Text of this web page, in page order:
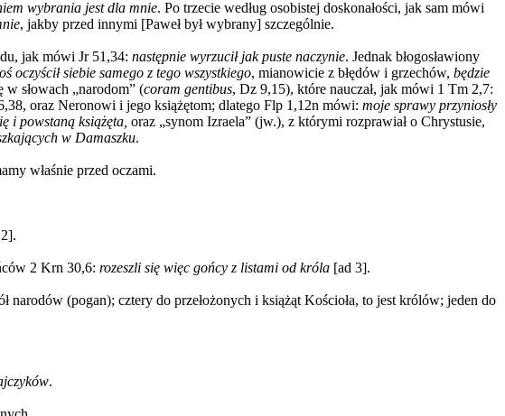
wybrania jest dla mnie. Po trzecie według osobistej doskonałości, jak sam mówi
, jakby przed innymi [Paweł był wybrany] szczególnie.
jak mówi Jr 51,34: następnie wyrzucił jak puste naczynie. Jednak błogosławiony
oczyścił siebie samego z tego wszystkiego, mianowicie z błędów i grzechów, będzie
słowach „narodom” (coram gentibus, Dz 9,15), które nauczał, jak mówi 1 Tm 2,7:
oraz Neronowi i jego książętom; dlatego Flp 1,12n mówi: moje sprawy przyniosły
i powstaną książęta, oraz „synom Izraela” (jw.), z którymi rozprawiał o Chrystusie,
w Damaszku.
właśnie przed oczami.
2 Krn 30,6: rozeszli się więc gońcy z listami od króla [ad 3].
(pogan); cztery do przełożonych i książąt Kościoła, to jest królów; jeden do
.